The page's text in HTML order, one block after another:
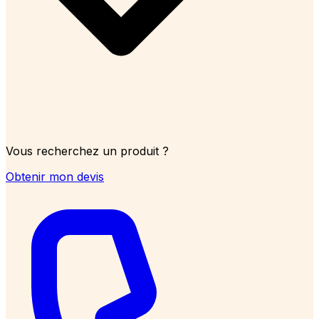
Vous recherchez un produit ?
Obtenir mon devis